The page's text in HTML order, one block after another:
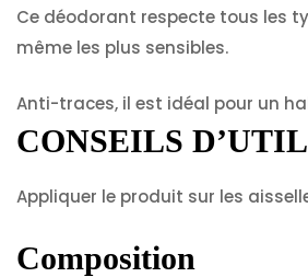
Ce déodorant respecte tous les
même les plus sensibles.
Anti-traces, il est idéal pour un
CONSEILS
Appliquer le produit sur les
Composition